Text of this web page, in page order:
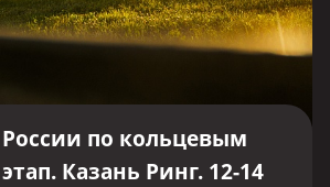
по кольцевым
Казань Ринг. 12-14